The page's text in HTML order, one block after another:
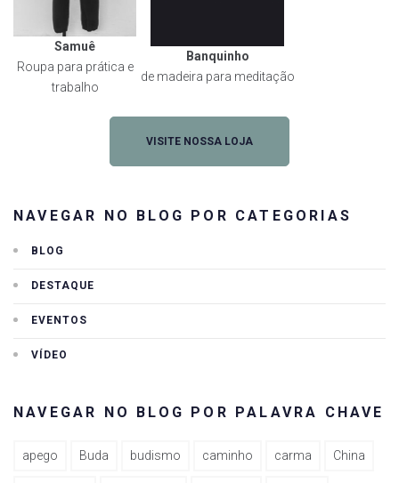
Samuê
Roupa para prática e
trabalho
Banquinho
de madeira para meditação
VISITE NOSSA LOJA
NAVEGAR NO BLOG POR CATEGORIAS
BLOG
DESTAQUE
EVENTOS
VÍDEO
NAVEGAR NO BLOG POR PALAVRA CHAVE
apego Buda budismo caminho carma China